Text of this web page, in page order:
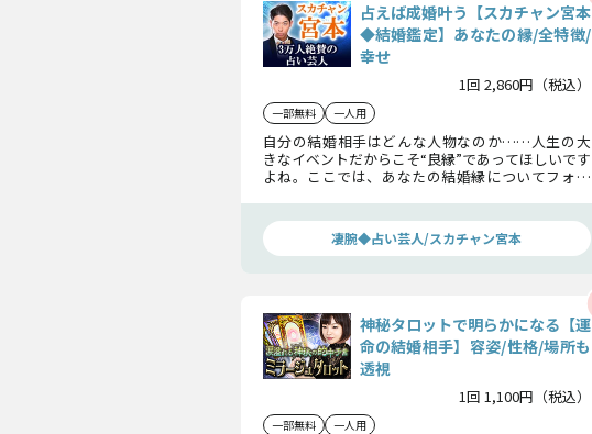
占えば成婚叶う【スカチャン宮本
◆結婚鑑定】あなたの縁/全特徴/
幸せ
1回 2,860円（税込）
一部無料 一人用
自分の結婚相手はどんな人物なのか……人生の大
きなイベントだからこそ“良縁”であってほしいです
よね。ここでは、あなたの結婚縁についてフォー
凄腕◆占い芸人/スカチャン宮本
神秘タロットで明らかになる【運
命の結婚相手】容姿/性格/場所も
透視
1回 1,100円（税込）
一部無料 一人用